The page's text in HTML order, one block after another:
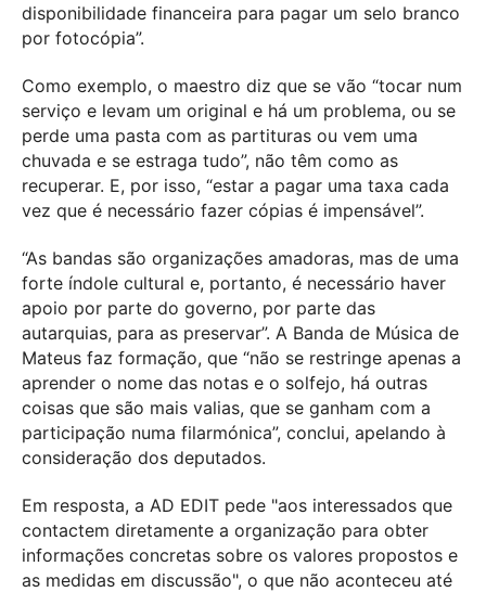
disponibilidade financeira para pagar um selo branco
por fotocópia”.
Como exemplo, o maestro diz que se vão “tocar num
serviço e levam um original e há um problema, ou se
perde uma pasta com as partituras ou vem uma
chuvada e se estraga tudo”, não têm como as
recuperar. E, por isso, “estar a pagar uma taxa cada
vez que é necessário fazer cópias é impensável”.
“As bandas são organizações amadoras, mas de uma
forte índole cultural e, portanto, é necessário haver
apoio por parte do governo, por parte das
autarquias, para as preservar”. A Banda de Música de
Mateus faz formação, que “não se restringe apenas a
aprender o nome das notas e o solfejo, há outras
coisas que são mais valias, que se ganham com a
participação numa filarmónica”, conclui, apelando à
consideração dos deputados.
Em resposta, a AD EDIT pede "aos interessados que
contactem diretamente a organização para obter
informações concretas sobre os valores propostos e
as medidas em discussão", o que não aconteceu até